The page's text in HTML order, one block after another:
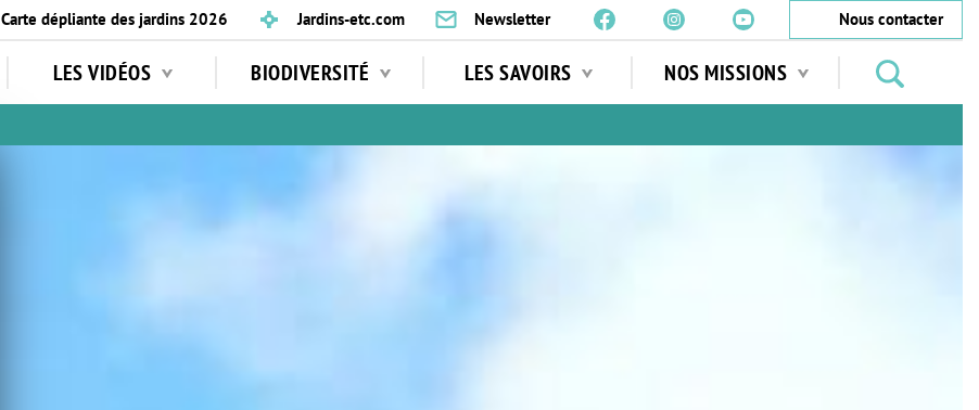
Carte dépliante des jardins 2026 Jardins-etc.com Newsletter
Nous contacter
LES VIDÉOS BIODIVERSITÉ LES SAVOIRS NOS MISSIONS
jardins